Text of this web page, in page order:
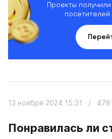
Проекты
посетителей
Понравилась ли
13 ноября 2024 15:31 / 478